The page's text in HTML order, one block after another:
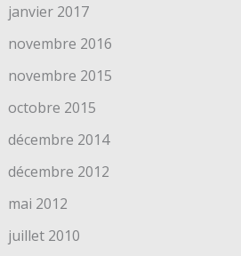
janvier 2017
novembre 2016
novembre 2015
octobre 2015
décembre 2014
décembre 2012
mai 2012
juillet 2010